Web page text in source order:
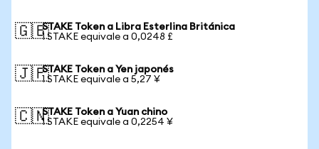
🇬🇧STAKE Token a Libra Esterlina Británica
1 STAKE equivale a 0,0248 £
🇯🇵STAKE Token a Yen japonés
1 STAKE equivale a 5,27 ¥
🇨🇳STAKE Token a Yuan chino
1 STAKE equivale a 0,2254 ¥